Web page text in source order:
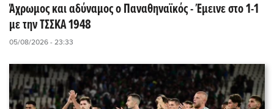
Άχρωμος και αδύναμος ο Παναθηναϊκός - Έμεινε στο 1-1
με την ΤΣΣΚΑ 1948
05/08/2026 - 23:33